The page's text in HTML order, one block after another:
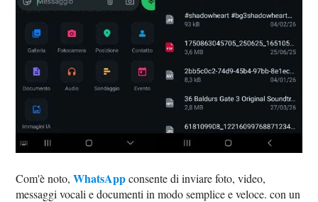
Com'è noto,WhatsAppconsente di inviare foto, video,
messaggi vocali e documenti in modo semplice e veloce. con un